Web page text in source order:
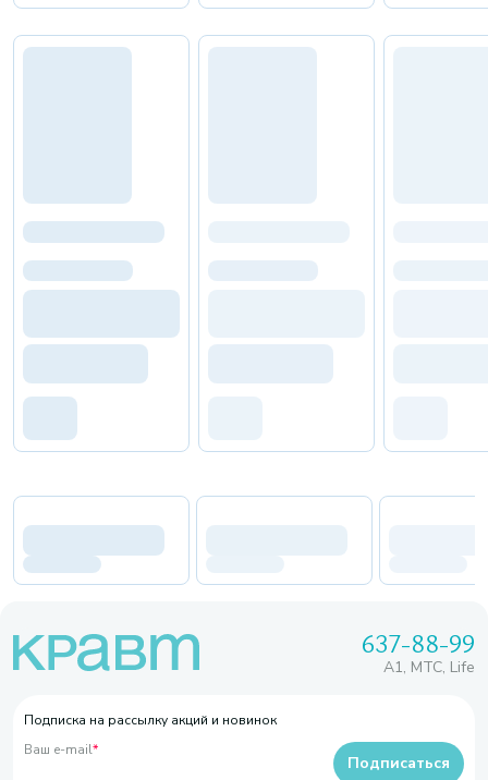
637-88-99
A1, МТС, Life
Подписка на рассылку акций и новинок
Ваш e-mail*
Подписаться